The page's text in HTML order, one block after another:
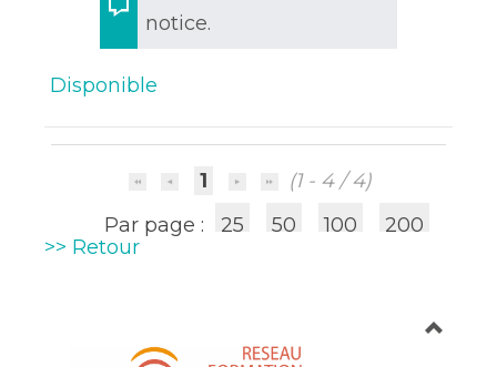
notice.
Disponible
1
(1 - 4 / 4)
Par page :
25 50 100
200
>> Retour